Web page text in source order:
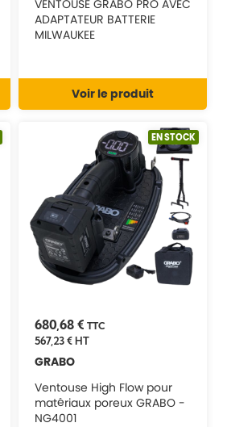
VENTOUSE GRABO PRO AVEC
ADAPTATEUR BATTERIE
MILWAUKEE
Voir le produit
EN STOCK
680,68 € TTC
567,23 €HT
GRABO
Ventouse High Flow pour
matériaux poreux GRABO -
NG4001